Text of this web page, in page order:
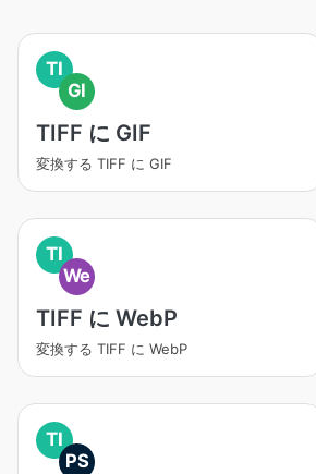
TI
GI
TIFF に GIF
変換する TIFF に GIF
TI
We
TIFF に WebP
変換する TIFF に WebP
TI
PS